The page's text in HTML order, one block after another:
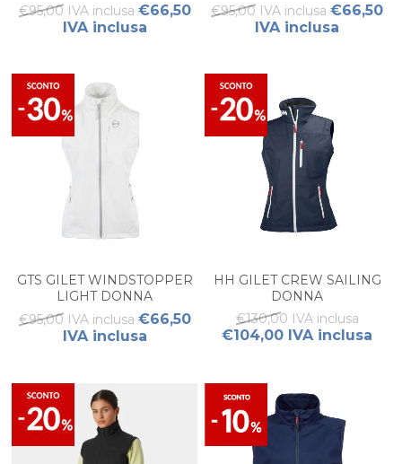
€95,00 IVA inclusa €66,50
IVA inclusa
€95,00 IVA inclusa €66,50
IVA inclusa
GTS GILET WINDSTOPPER
LIGHT DONNA
€95,00 IVA inclusa €66,50
IVA inclusa
HH GILET CREW SAILING
DONNA
€130,00 IVA inclusa
€104,00 IVA inclusa